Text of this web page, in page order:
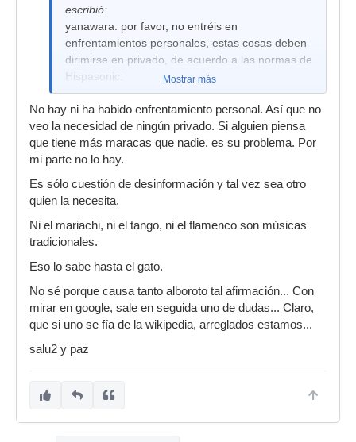
escribió:
yanawara: por favor, no entréis en
enfrentamientos personales, estas cosas deben
dirimirse en privado, de acuerdo a las normas de
Hispasonic:
generales-foros/6699
Gracias y un saludo
Mensaje actual: 2854
Mostrar más
No hay ni ha habido enfrentamiento personal. Así que no
veo la necesidad de ningún privado. Si alguien piensa
que tiene más maracas que nadie, es su problema. Por
mi parte no lo hay.
Es sólo cuestión de desinformación y tal vez sea otro
quien la necesita.
Ni el mariachi, ni el tango, ni el flamenco son músicas
tradicionales.
Eso lo sabe hasta el gato.
No sé porque causa tanto alboroto tal afirmación... Con
mirar en google, sale en seguida uno de dudas... Claro,
que si uno se fía de la wikipedia, arreglados estamos...
salu2 y paz